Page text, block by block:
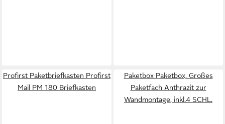
Profirst Paketbriefkasten Profirst
Mail PM 180 Briefkasten
Paketbox Paketbox, Großes
Paketfach Anthrazit zur
Wandmontage, inkl.4 SCHL.